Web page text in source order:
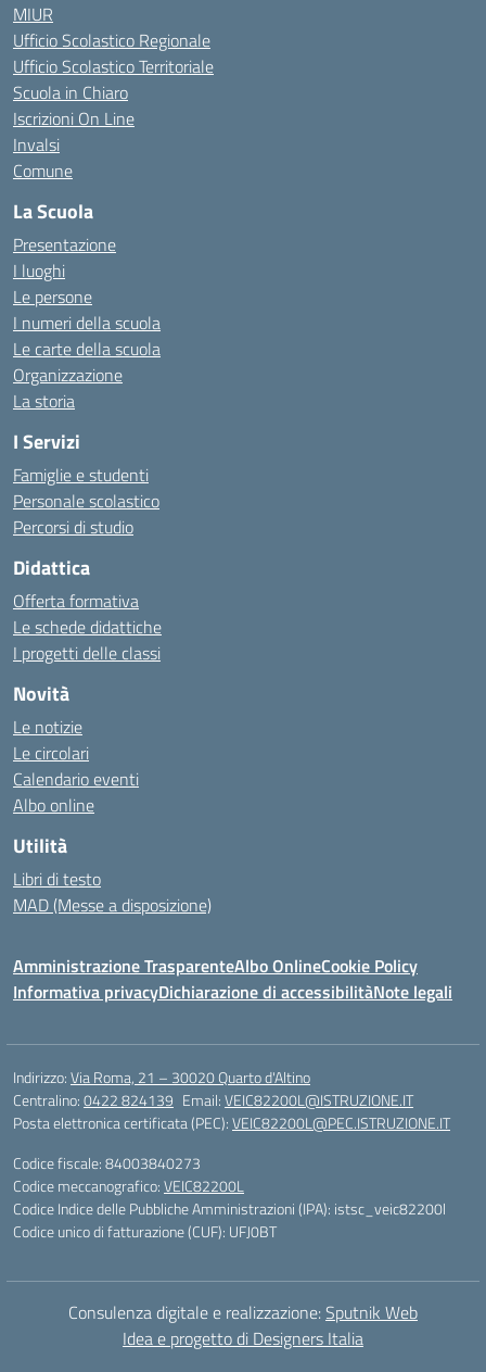
MIUR
Ufficio Scolastico Regionale
Ufficio Scolastico Territoriale
Scuola in Chiaro
Iscrizioni On Line
Invalsi
Comune
La Scuola
Presentazione
I luoghi
Le persone
I numeri della scuola
Le carte della scuola
Organizzazione
La storia
I Servizi
Famiglie e studenti
Personale scolastico
Percorsi di studio
Didattica
Offerta formativa
Le schede didattiche
I progetti delle classi
Novità
Le notizie
Le circolari
Calendario eventi
Albo online
Utilità
Libri di testo
MAD (Messe a disposizione)
Amministrazione TrasparenteAlbo OnlineCookie Policy
Informativa privacyDichiarazione di accessibilitàNote legali
Indirizzo:Via Roma, 21 – 30020 Quarto d'Altino
Centralino:0422 824139 Email:VEIC82200L@ISTRUZIONE.IT
Posta elettronica certificata (PEC):VEIC82200L@PEC.ISTRUZIONE.IT
Codice fiscale: 84003840273
Codice meccanografico:VEIC82200L
Codice Indice delle Pubbliche Amministrazioni (IPA): istsc_veic82200l
Codice unico di fatturazione (CUF): UFJ0BT
Consulenza digitale e realizzazione:Sputnik Web
Idea e progetto di Designers Italia